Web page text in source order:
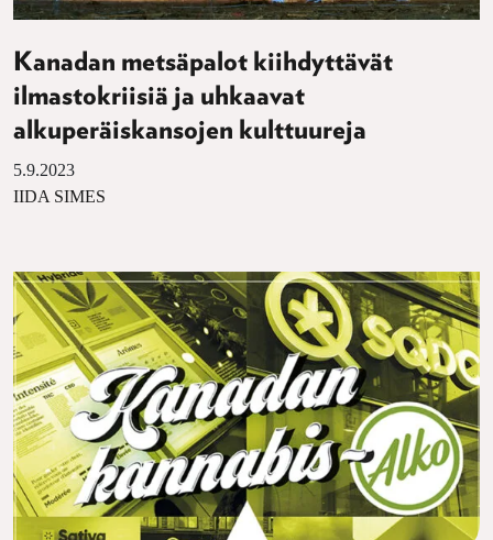
Kanadan metsäpalot kiihdyttävät
ilmastokriisiä ja uhkaavat
alkuperäiskansojen kulttuureja
5.9.2023
IIDA SIMES